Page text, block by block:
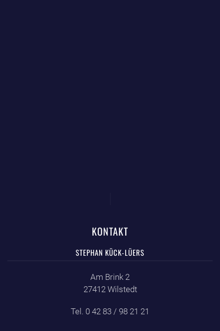
KONTAKT
STEPHAN KÜCK-LÜERS
Am Brink 2
27412 Wilstedt
Tel. 0 42 83 / 98 21 21